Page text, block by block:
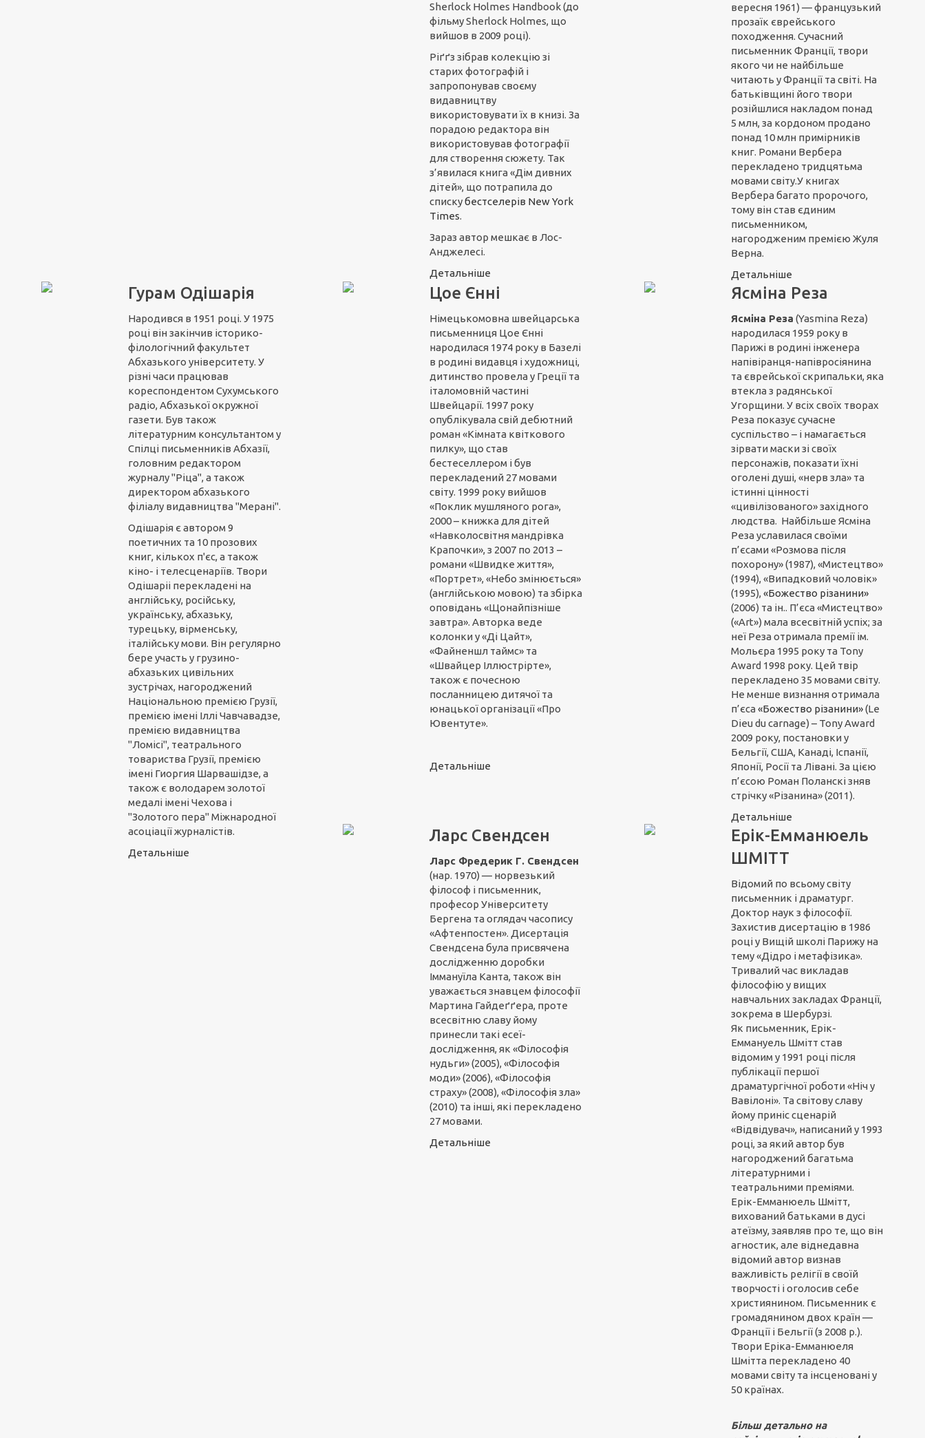
Sherlock Holmes Handbook (до
фільму Sherlock Holmes, що
вийшов в 2009 році).
Ріґґз зібрав колекцію зі
старих фотографій і
запропонував своєму
видавництву
використовувати їх в книзі. За
порадою редактора він
використовував фотографії
для створення сюжету. Так
з’явилася книга «Дім дивних
дітей», що потрапила до
спискубестселерів New York
Times.
Зараз автор мешкає в Лос-
Анджелесі.
Детальніше
вересня 1961) — французький
прозаїк єврейського
походження. Сучасний
письменник Франції, твори
якого чи не найбільше
читають у Франції та світі. На
батьківщині його твори
розійшлися накладом понад
5 млн, за кордоном продано
понад 10 млн примірників
книг. Романи Вербера
перекладено тридцятьма
мовами світу.У книгах
Вербера багато пророчого,
тому він став єдиним
письменником,
нагородженим премією Жуля
Верна.
Детальніше
Гурам Одішарія
Народився в 1951 році. У 1975
році він закінчив історико-
філологічний факультет
Абхазького університету. У
різні часи працював
кореспондентом Сухумського
радіо, Абхазької окружної
газети. Був також
літературним консультантом у
Спілці письменників Абхазії,
головним редактором
журналу "Ріца", а також
директором абхазького
філіалу видавництва "Мерані".
Одішарія є автором 9
поетичних та 10 прозових
книг, кількох п'єс, а також
кіно- і телесценаріїв. Твори
Одішаріі перекладені на
англійську, російську,
українську, абхазьку,
турецьку, вірменську,
італійську мови. Він регулярно
бере участь у грузино-
абхазьких цивільних
зустрічах, нагороджений
Національною премією Грузії,
премією імені Іллі Чавчавадзе,
премією видавництва
"Ломісі", театрального
товариства Грузії, премією
імені Гиоргия Шарвашідзе, а
також є володарем золотої
медалі імені Чехова і
"Золотого пера" Міжнародної
асоціації журналістів.
Детальніше
Цое Єнні
Німецькомовна швейцарська
письменниця Цое Єнні
народилася 1974 року в Базелі
в родині видавця і художниці,
дитинство провела у Греції та
італомовній частині
Швейцарії. 1997 року
опублікувала свій дебютний
роман «Кімната квіткового
пилку», що став
бестеселлером і був
перекладений 27 мовами
світу. 1999 року вийшов
«Поклик мушляного рога»,
2000 – книжка для дітей
«Навколосвітня мандрівка
Крапочки», з 2007 по 2013 –
романи «Швидке життя»,
«Портрет», «Небо змінюється»
(англійською мовою) та збірка
оповідань «Щонайпізніше
завтра». Авторка веде
колонки у «Ді Цайт»,
«Файненшл таймс» та
«Швайцер Іллюстрірте»,
також є почесною
посланницею дитячої та
юнацької організації «Про
Ювентуте».
Детальніше
Ясміна Реза
Ясміна Реза (Yasmina Reza)
народилася 1959 року в
Парижі в родині інженера
напівіранця-напівросіянина
та єврейської скрипальки, яка
втекла з радянської
Угорщини. У всіх своїх творах
Реза показує сучасне
суспільство – і намагається
зірвати маски зі своїх
персонажів, показати їхні
оголені душі, «нерв зла» та
істинні цінності
«цивілізованого» західного
людства. Найбільше Ясміна
Реза уславилася своїми
п’єсами «Розмова після
похорону» (1987), «Мистецтво»
(1994), «Випадковий чоловік»
(1995), «Божество різанини»
(2006) та ін.. П’єса «Мистецтво»
(«Art») мала всесвітній успіх; за
неї Реза отримала премії ім.
Мольєра 1995 року та Tony
Award 1998 року. Цей твір
перекладено 35 мовами світу.
Не менше визнання отримала
п’єса «Божество різанини»(Le
Dieu du carnage) – Tony Award
2009 року, постановки у
Бельгії, США, Канаді, Іспанії,
Японії, Росії та Лівані. За цією
п’єсою Роман Поланскі зняв
стрічку «Різанина» (2011).
Детальніше
Ларс Свендсен
Ларс Фредерик Г. Свендсен
(нар. 1970) — норвезький
філософ і письменник,
професор Університету
Бергена та оглядач часопису
«Афтенпостен». Дисертація
Свендсена була присвячена
дослідженню доробки
Іммануїла Канта, також він
уважається знавцем філософії
Мартина Гайдеґґера, проте
всесвітню славу йому
принесли такі есеї-
дослідження, як «Філософія
нудьги» (2005), «Філософія
моди» (2006), «Філософія
страху» (2008), «Філософія зла»
(2010) та інші, які перекладено
27 мовами.
Детальніше
Ерік-Емманюель
ШМІТТ
Відомий по всьому світу
письменник і драматург.
Доктор наук з філософії.
Захистив дисертацію в 1986
році у Вищій школі Парижу на
тему «Дідро і метафізика».
Тривалий час викладав
філософію у вищих
навчальних закладах Франції,
зокрема в Шербурзі.
Як письменник, Ерік-
Еммануель Шмітт став
відомим у 1991 році після
публікації першої
драматургічної роботи «Ніч у
Вавілоні». Та світову славу
йому приніс сценарій
«Відвідувач», написаний у 1993
році, за який автор був
нагороджений багатьма
літературними і
театральними преміями.
Ерік-Емманюель Шмітт,
вихований батьками в дусі
атеїзму, заявляв про те, що він
агностик, але віднедавна
відомий автор визнав
важливість релігії в своїй
творчості і оголосив себе
християнином. Письменник є
громадянином двох країн —
Франції і Бельгії (з 2008 р.).
Твори Еріка-Емманюеля
Шмітта перекладено 40
мовами світу та інсценовані у
50 країнах.
Більш детально на